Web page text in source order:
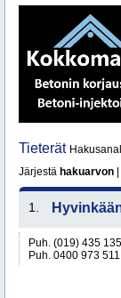
Tieterät
Järjestä hakuarvon
1.
Puh. (019) 435 135
Puh. 0400 973 511